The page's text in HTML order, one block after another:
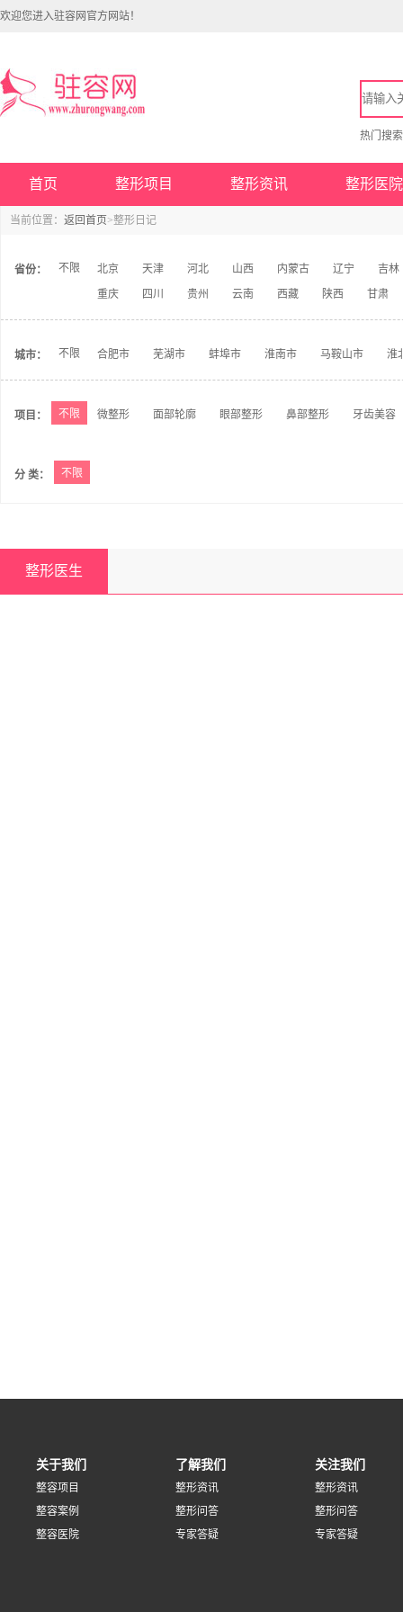
欢迎您进入驻容网官方网站！
热门搜
首页 整形项目 整形资讯 整形医院
当前位置： 返回首页>整形日记
省份： 北京 天津 河北 山西 内蒙古 辽宁
吉林
重庆
四川 贵州 云南 西藏 陕西 甘肃
不限
城市： 合肥市 芜湖市 蚌埠市 淮南市 马鞍山市 淮
不限
项目： 微整形 面部轮廓 眼部整形 鼻部整形 牙齿美容
不限
分 类： 不限
整形医生
关于我们
整容项目
整容案例
整容医院
了解我们
整形资讯
整形问答
专家答疑
关注我们
整形资讯
整形问答
专家答疑